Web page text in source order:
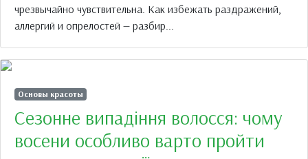
чрезвычайно чувствительна. Как избежать раздражений,
аллергий и опрелостей — разбир...
Основы красоты
Сезонне випадіння волосся: чому
восени особливо варто пройти